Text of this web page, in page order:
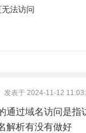
法访问
发表于 2024-11-12
通过域名访问是指
解析有没有做好